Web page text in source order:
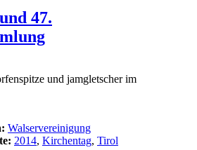
47.
Walservereinigung
2014, Kirchentag, Tirol